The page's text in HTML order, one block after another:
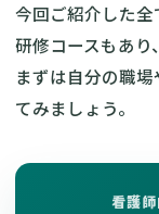
今回ご紹介した
研修コースもあり
まずは自分の職
てみましょう。
看護